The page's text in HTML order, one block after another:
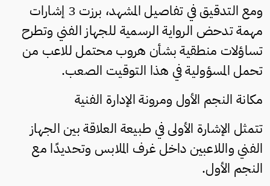
ومع التدقيق في تفاصيل المشهد، برزت 3 إشارات
مهمة تدحض الرواية الرسمية للجهاز الفني وتطرح
تساؤلات منطقية بشأن هروب محتمل للاعب من
تحمل المسؤولية في هذا التوقيت الصعب.
مكانة النجم الأول ومرونة الإدارة الفنية
تتمثل الإشارة الأولى في طبيعة العلاقة بين الجهاز
الفني واللاعبين داخل غرف الملابس وتحديدًا مع
النجم الأول.